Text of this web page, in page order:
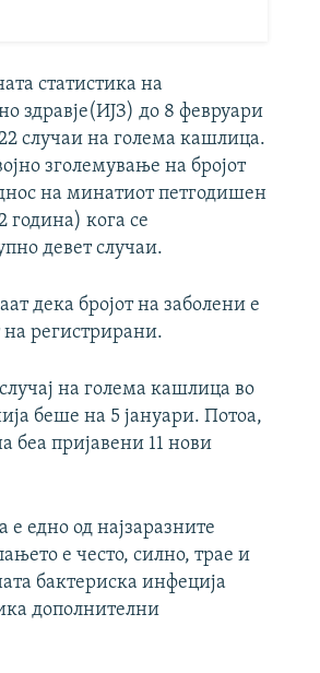
статистика на
здравје(ИЈЗ) до 8 февруари
случаи на голема кашлица.
зголемување на бројот
на минатиот петгодишен
година) кога се
девет случаи.
дека бројот на заболени е
на регистрирани.
на голема кашлица во
беше на 5 јануари. Потоа,
беа пријавени 11 нови
едно од најзаразните
е често, силно, трае и
бактериска инфеција
дополнителни